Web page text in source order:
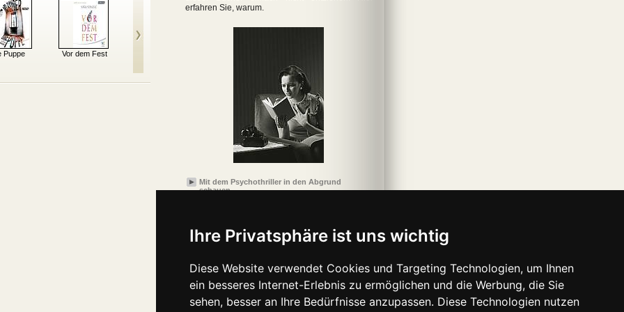
Ihre Privatsphäre ist uns wichtig
Diese Website verwendet Cookies und Targeting Technologien, um Ihnen
ein besseres Internet-Erlebnis zu ermöglichen und die Werbung, die Sie
sehen, besser an Ihre Bedürfnisse anzupassen. Diese Technologien nutzen
Puppe Vor dem Fest
erfahren Sie, warum.
Mit dem Psychothriller in den Abgrund
schauen